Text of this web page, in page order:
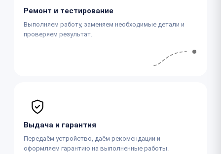
Ремонт и тестирование
Выполняем работу, заменяем необходимые детали и
проверяем результат.
Выдача и гарантия
Передаём устройство, даём рекомендации и
оформляем гарантию на выполненные работы.